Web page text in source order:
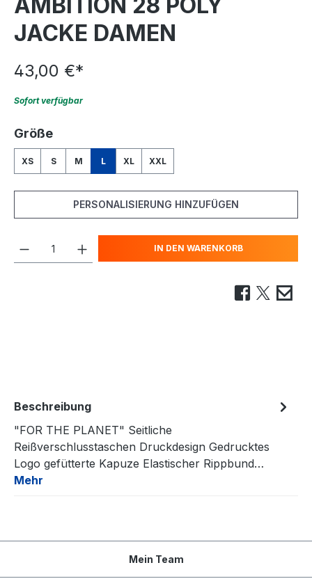
JACKE DAMEN
43,00 €*
Sofort verfügbar
Größeauswählen
XS S M L XL XXL
PERSONALISIERUNG HINZUFÜGEN
IN DEN WARENKORB
Beschreibung
"FOR THE PLANET" Seitliche
Reißverschlusstaschen Druckdesign Gedrucktes
Logo gefütterte Kapuze Elastischer Rippbund…
Mehr
Mein Team